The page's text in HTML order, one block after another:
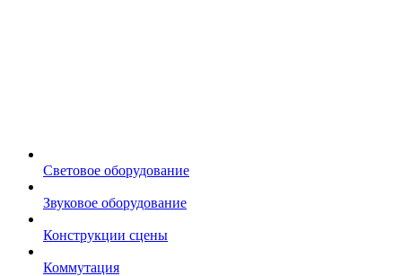
Световое оборудование
Звуковое оборудование
Конструкции сцены
Коммутация